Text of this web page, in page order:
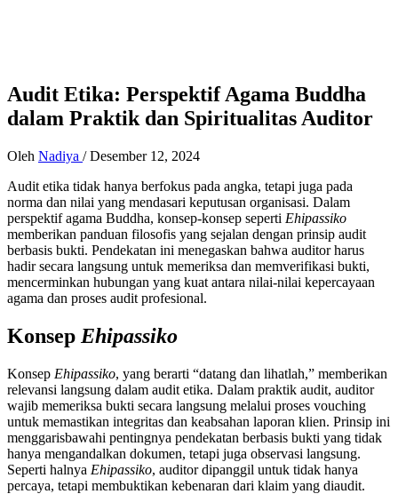
Audit Etika: Perspektif Agama Buddha
dalam Praktik dan Spiritualitas Auditor
Oleh Nadiya /Desember 12, 2024
Audit etika tidak hanya berfokus pada angka, tetapi juga pada
norma dan nilai yang mendasari keputusan organisasi. Dalam
perspektif agama Buddha, konsep-konsep seperti Ehipassiko
memberikan panduan filosofis yang sejalan dengan prinsip audit
berbasis bukti. Pendekatan ini menegaskan bahwa auditor harus
hadir secara langsung untuk memeriksa dan memverifikasi bukti,
mencerminkan hubungan yang kuat antara nilai-nilai kepercayaan
agama dan proses audit profesional.
Konsep Ehipassiko
Konsep Ehipassiko, yang berarti “datang dan lihatlah,” memberikan
relevansi langsung dalam audit etika. Dalam praktik audit, auditor
wajib memeriksa bukti secara langsung melalui proses vouching
untuk memastikan integritas dan keabsahan laporan klien. Prinsip ini
menggarisbawahi pentingnya pendekatan berbasis bukti yang tidak
hanya mengandalkan dokumen, tetapi juga observasi langsung.
Seperti halnya Ehipassiko, auditor dipanggil untuk tidak hanya
percaya, tetapi membuktikan kebenaran dari klaim yang diaudit.